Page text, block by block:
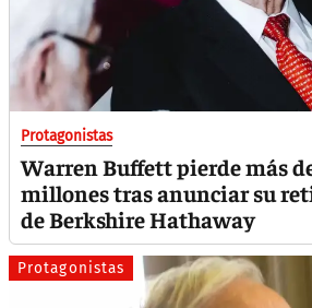
Protagonistas
Warren Buffett pierde más
millones tras anunciar su
de Berkshire Hathaway
Protagonistas